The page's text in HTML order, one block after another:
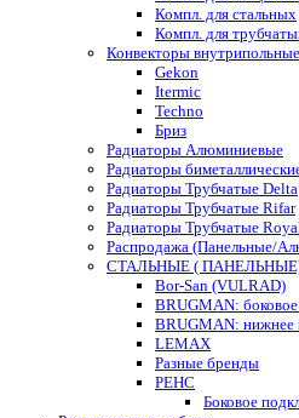
Компл. для стальных
Компл. для
Конвекторы внутрипольные
Gekon
Itermic
Techno
Бриз
Радиаторы Алюминиевые
Радиаторы
Радиаторы Трубчатые Delta
Радиаторы Трубчатые Rifar
Радиаторы Трубчатые
Распродажа (Панельные/
СТАЛЬНЫЕ (
Bor-San (VULRAD)
BRUGMAN: боковое
BRUGMAN: нижнее
LEMAX
Разные бренды
РЕНС
Боковое